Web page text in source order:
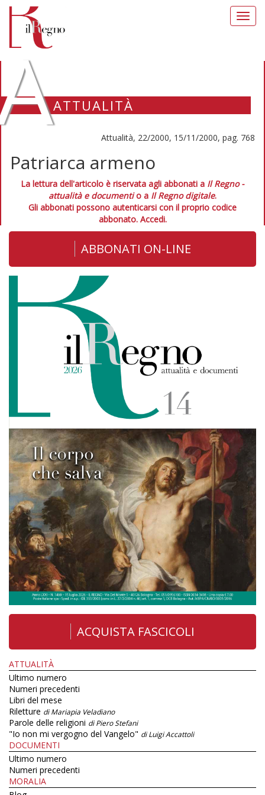
ATTUALITÀ
Attualità, 22/2000, 15/11/2000, pag. 768
Patriarca armeno
La lettura dell'articolo è riservata agli abbonati a Il Regno -
attualità e documentio a Il Regno digitale.
Gli abbonati possono autenticarsi con il proprio codice
abbonato. Accedi.
ABBONATI ON-LINE
ACQUISTA FASCICOLI
ATTUALITÀ
Ultimo numero
Numeri precedenti
Libri del mese
Riletture di Mariapia Veladiano
Parole delle religioni di Piero Stefani
"Io non mi vergogno del Vangelo" di Luigi Accattoli
DOCUMENTI
Ultimo numero
Numeri precedenti
MORALIA